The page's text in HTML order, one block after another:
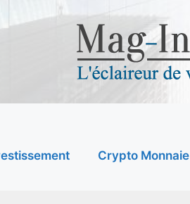
Crypto Monnaie